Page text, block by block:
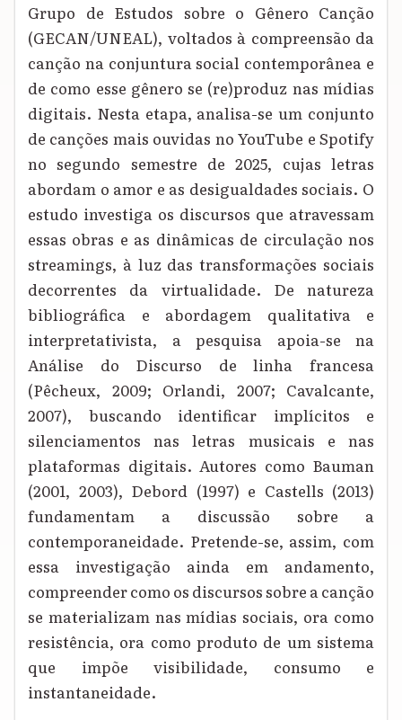
Grupo de Estudos sobre o Gênero Canção
(GECAN/UNEAL), voltados à compreensão da
canção na conjuntura social contemporânea e
de como esse gênero se (re)produz nas mídias
digitais. Nesta etapa, analisa-se um conjunto
de canções mais ouvidas no YouTube e Spotify
no segundo semestre de 2025, cujas letras
abordam o amor e as desigualdades sociais. O
estudo investiga os discursos que atravessam
essas obras e as dinâmicas de circulação nos
streamings, à luz das transformações sociais
decorrentes da virtualidade. De natureza
bibliográfica e abordagem qualitativa e
interpretativista, a pesquisa apoia-se na
Análise do Discurso de linha francesa
(Pêcheux, 2009; Orlandi, 2007; Cavalcante,
2007), buscando identificar implícitos e
silenciamentos nas letras musicais e nas
plataformas digitais. Autores como Bauman
(2001, 2003), Debord (1997) e Castells (2013)
fundamentam a discussão sobre a
contemporaneidade. Pretende-se, assim, com
essa investigação ainda em andamento,
compreender como os discursos sobre a canção
se materializam nas mídias sociais, ora como
resistência, ora como produto de um sistema
que impõe visibilidade, consumo e
instantaneidade.